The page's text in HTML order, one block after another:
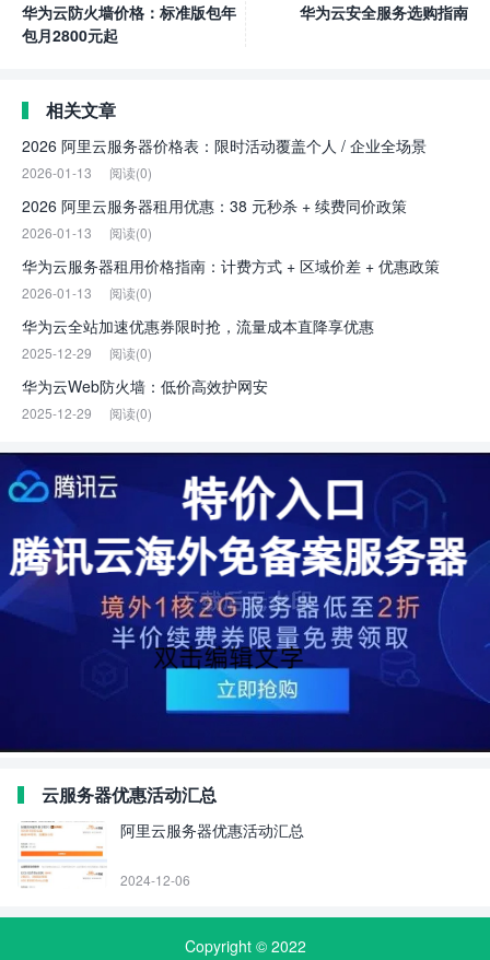
华为云防火墙价格：标准版包年
包月2800元起
华为云安全服务选购指南
相关文章
2026 阿里云服务器价格表：限时活动覆盖个人 / 企业全场景
2026-01-13 阅读(0)
2026 阿里云服务器租用优惠：38 元秒杀 + 续费同价政策
2026-01-13 阅读(0)
华为云服务器租用价格指南：计费方式 + 区域价差 + 优惠政策
2026-01-13 阅读(0)
华为云全站加速优惠券限时抢，流量成本直降享优惠
2025-12-29 阅读(0)
华为云Web防火墙：低价高效护网安
2025-12-29 阅读(0)
云服务器优惠活动汇总
阿里云服务器优惠活动汇总
2024-12-06
Copyright © 2022